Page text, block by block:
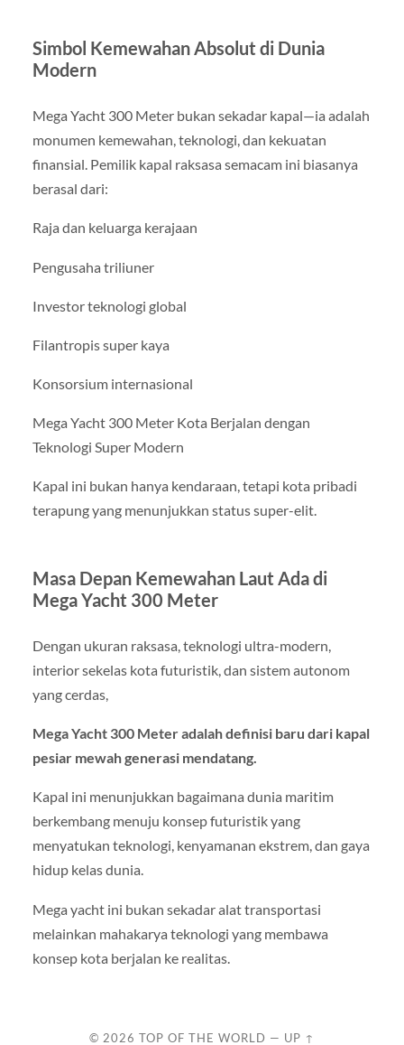
Simbol Kemewahan Absolut di Dunia
Modern
Mega Yacht 300 Meter bukan sekadar kapal—ia adalah
monumen kemewahan, teknologi, dan kekuatan
finansial. Pemilik kapal raksasa semacam ini biasanya
berasal dari:
Raja dan keluarga kerajaan
Pengusaha triliuner
Investor teknologi global
Filantropis super kaya
Konsorsium internasional
Mega Yacht 300 Meter Kota Berjalan dengan
Teknologi Super Modern
Kapal ini bukan hanya kendaraan, tetapi kota pribadi
terapung yang menunjukkan status super-elit.
Masa Depan Kemewahan Laut Ada di
Mega Yacht 300 Meter
Dengan ukuran raksasa, teknologi ultra-modern,
interior sekelas kota futuristik, dan sistem autonom
yang cerdas,
Mega Yacht 300 Meter adalah definisi baru dari kapal
pesiar mewah generasi mendatang.
Kapal ini menunjukkan bagaimana dunia maritim
berkembang menuju konsep futuristik yang
menyatukan teknologi, kenyamanan ekstrem, dan gaya
hidup kelas dunia.
Mega yacht ini bukan sekadar alat transportasi
melainkan mahakarya teknologi yang membawa
konsep kota berjalan ke realitas.
© 2026 TOP OF THE WORLD — UP ↑